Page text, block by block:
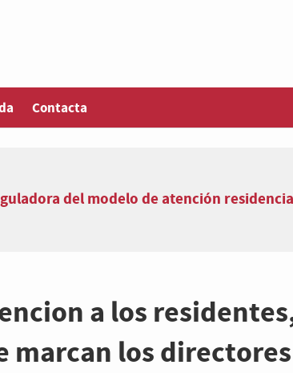
Contacta
del modelo de atención
a los
marcan los